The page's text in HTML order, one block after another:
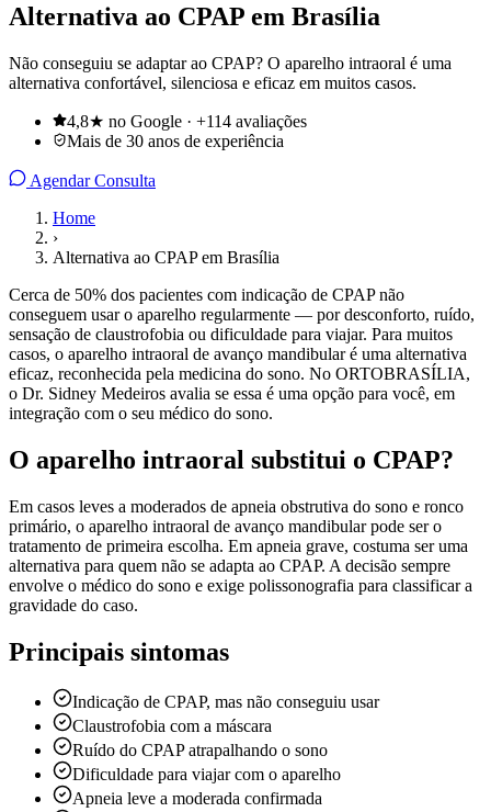
Alternativa ao CPAP em Brasília
Não conseguiu se adaptar ao CPAP? O aparelho intraoral é uma
alternativa confortável, silenciosa e eficaz em muitos casos.
4,8★ no Google · +114 avaliações
Mais de 30 anos de experiência
Agendar Consulta
Home
›
Alternativa ao CPAP em Brasília
Cerca de 50% dos pacientes com indicação de CPAP não
conseguem usar o aparelho regularmente — por desconforto, ruído,
sensação de claustrofobia ou dificuldade para viajar. Para muitos
casos, o aparelho intraoral de avanço mandibular é uma alternativa
eficaz, reconhecida pela medicina do sono. No ORTOBRASÍLIA,
o Dr. Sidney Medeiros avalia se essa é uma opção para você, em
integração com o seu médico do sono.
O aparelho intraoral substitui o CPAP?
Em casos leves a moderados de apneia obstrutiva do sono e ronco
primário, o aparelho intraoral de avanço mandibular pode ser o
tratamento de primeira escolha. Em apneia grave, costuma ser uma
alternativa para quem não se adapta ao CPAP. A decisão sempre
envolve o médico do sono e exige polissonografia para classificar a
gravidade do caso.
Principais sintomas
Indicação de CPAP, mas não conseguiu usar
Claustrofobia com a máscara
Ruído do CPAP atrapalhando o sono
Dificuldade para viajar com o aparelho
Apneia leve a moderada confirmada